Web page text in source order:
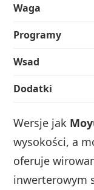
Waga
Programy
Wsad
Dodatki
Wersje jak
wysokości, a
oferuje
inwerterowym